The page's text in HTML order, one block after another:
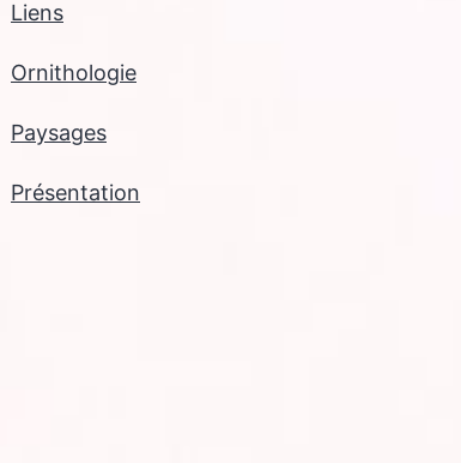
Liens
Ornithologie
Paysages
Présentation